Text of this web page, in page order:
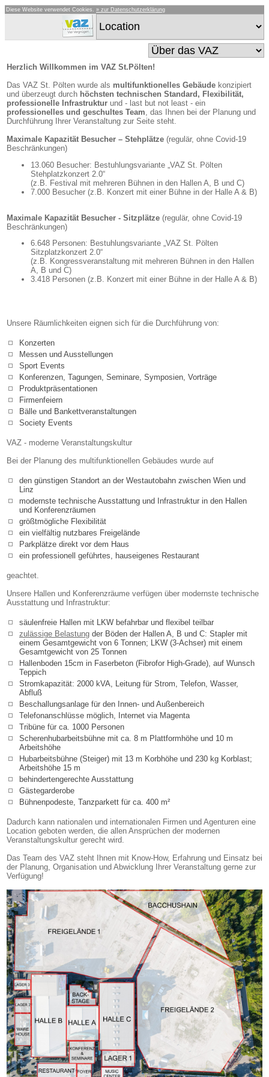
Diese Website verwendet Cookies. » zur Datenschutzerklärung
Herzlich Willkommen im VAZ St.Pölten!
Das VAZ St. Pölten wurde als multifunktionelles Gebäude konzipiert
und überzeugt durch höchsten technischen Standard, Flexibilität,
professionelle Infrastruktur und - last but not least - ein
professionelles und geschultes Team, das Ihnen bei der Planung und
Durchführung Ihrer Veranstaltung zur Seite steht.
Maximale Kapazität Besucher – Stehplätze (regulär, ohne Covid-19
Beschränkungen)
13.060 Besucher: Bestuhlungsvariante „VAZ St. Pölten
Stehplatzkonzert 2.0“
(z.B. Festival mit mehreren Bühnen in den Hallen A, B und C)
7.000 Besucher (z.B. Konzert mit einer Bühne in der Halle A & B)
Maximale Kapazität Besucher - Sitzplätze (regulär, ohne Covid-19
Beschränkungen)
6.648 Personen: Bestuhlungsvariante „VAZ St. Pölten
Sitzplatzkonzert 2.0“
(z.B. Kongressveranstaltung mit mehreren Bühnen in den Hallen
A, B und C)
3.418 Personen (z.B. Konzert mit einer Bühne in der Halle A & B)
Unsere Räumlichkeiten eignen sich für die Durchführung von:
Konzerten
Messen und Ausstellungen
Sport Events
Konferenzen, Tagungen, Seminare, Symposien, Vorträge
Produktpräsentationen
Firmenfeiern
Bälle und Bankettveranstaltungen
Society Events
VAZ - moderne Veranstaltungskultur
Bei der Planung des multifunktionellen Gebäudes wurde auf
den günstigen Standort an der Westautobahn zwischen Wien und
Linz
modernste technische Ausstattung und Infrastruktur in den Hallen
und Konferenzräumen
größtmögliche Flexibilität
ein vielfältig nutzbares Freigelände
Parkplätze direkt vor dem Haus
ein professionell geführtes, hauseigenes Restaurant
geachtet.
Unsere Hallen und Konferenzräume verfügen über modernste technische
Ausstattung und Infrastruktur:
säulenfreie Hallen mit LKW befahrbar und flexibel teilbar
zulässige Belastung der Böden der Hallen A, B und C: Stapler mit
einem Gesamtgewicht von 6 Tonnen; LKW (3-Achser) mit einem
Gesamtgewicht von 25 Tonnen
Hallenboden 15cm in Faserbeton (Fibrofor High-Grade), auf Wunsch
Teppich
Stromkapazität: 2000 kVA, Leitung für Strom, Telefon, Wasser,
Abfluß
Beschallungsanlage für den Innen- und Außenbereich
Telefonanschlüsse möglich, Internet via Magenta
Tribüne für ca. 1000 Personen
Scherenhubarbeitsbühne mit ca. 8 m Plattformhöhe und 10 m
Arbeitshöhe
Hubarbeitsbühne (Steiger) mit 13 m Korbhöhe und 230 kg Korblast;
Arbeitshöhe 15 m
behindertengerechte Ausstattung
Gästegarderobe
Bühnenpodeste, Tanzparkett für ca. 400 m²
Dadurch kann nationalen und internationalen Firmen und Agenturen eine
Location geboten werden, die allen Ansprüchen der modernen
Veranstaltungskultur gerecht wird.
Das Team des VAZ steht Ihnen mit Know-How, Erfahrung und Einsatz bei
der Planung, Organisation und Abwicklung Ihrer Veranstaltung gerne zur
Verfügung!